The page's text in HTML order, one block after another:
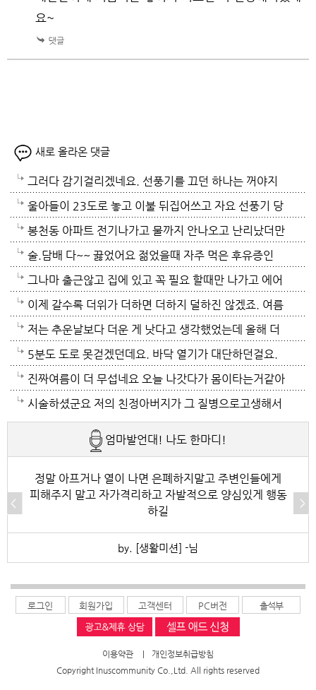
요~
새로 올라온 댓글
그러다 감기걸리겠네요. 선풍기를 끄던 하나는 꺼야지
요. 여름철 실내 적정온도가 26로 알고있는데 너무 낮
게 설정해놓고 사네요. 전기세도 많이나오겠네요.
울아들이 23도로 놓고 이불 뒤집어쓰고 자요 선풍기 당
연 틀어져있고 에휴
봉천동 아파트 전기나가고 물까지 안나오고 난리났더만
요. 어제 뉴스나오데요.진짜지 이젠 여름이 살기 더 힘
들걸로 보이네요. 다들 에어컨 밤새 돌리고하니요. 저는
12시부터 밤 열시까지만 돌리고 에어컨끄고 선풍기 두
대로 교대로 키고 자네요.
술.담배 다~~ 끓었어요 젊었을때 자주 먹은 후유증인
가? 나이먹어서 생고생중 입니다 ㅠㅠㅠㅠ
그나마 출근않고 집에 있고 꼭 필요 할때만 나가고 에어
컨 켜고 있으니 그나마 잘 견디고 있네요 이렇게 에어컨
이 가열되면 지구 온도는 더 올라 갈 것이고 전력은 더
모자날것이고 악순환이죠 그러게요 이제는 변압기 과부
하로 정전이 될까봐 제일 무섭기도 합니다
이제 갈수록 더위가 더하면 더하지 덜하진 않겠죠. 여름
만 없음 좋겠어요. 여름이 무서워요.ㅎ 겨울엔 추움 옷
이래도 껴입고 집에 가만있음 되는데 ..여름은 집을나가
기가 겁나요. 장대비가 한바탕 퍼부움 좋겠네요.
저는 추운날보다 더운 게 낫다고 생각했었는데 올해 더
위는 난생처음 겪는 거라 적응이 안되네요. 제발 비가 쏟
아져서 기온이 내려가면 좋겠어요.
5분도 도로 못걷겠던데요. 바닥 열기가 대단하던걸요.
지하도로 들어가서 병원근처서 또다시 지상으로 올라와
병원갔네요. 두군데를 가느라고 어제그랬죠. 엔간하면
밖에 나가지마요. 쓰러져요.ㅎ쿠팡에서 배달시키고 집
에있는걸로 저도 해결하네요. 처서가 23일이네요. 비좀
왔음 좋겠어요.근대 당분간 비소식이 없더라구요. 내일
부터 중부지방은 더위가 좀 주춤한다 일기예보서 그러
나 몰라요. 서울 봉천동 아파트엔 전기나가고 물도안나
진짜여름이 더 무섭네요 오늘 나갓다가 몸이타는거같아
택시타고 왔어요 당분간 안나가야겠어요 처서가 되면
햇빛도 덜따갑고 더위도 한풀꺽이던데 이러다가 여름나
라로 변할수도 있겠어요 쿠팡에 바람나오는 팬달린 조
끼팔던데 그거는 오래는 사용이안되겠지요 태풍이라도
불어 이 열기를 식혀주먼 좋겠어요 살다가 태풍기다리
시술하셨군요 저의 친정아버지가 그 질병으로고생해서
저도 좀 압니다 남자들이 나이먹음 잘 걸리는병이죠 여
자들이 방광염에 자주 걸리듯이 그병도 재발이 잦은편
이여서 조심하셔야 할거에요 남편분 술 좋아하시나요
보통 술많이 드시는분이 오는 질병인데 저의 아버지가
엄마발언대! 나도 한마디!
정말 아프거나 열이 나면 은폐하지말고 주변인들에게
피해주지 말고 자가격리하고 자발적으로 양심있게 행동
하길
by. [생활미션] -님
로그인 회원가입 고객센터 PC버전 출석부
이용약관 |
개인정보취급방침
Copyright Inuscommunity Co.,Ltd. All rights reserved